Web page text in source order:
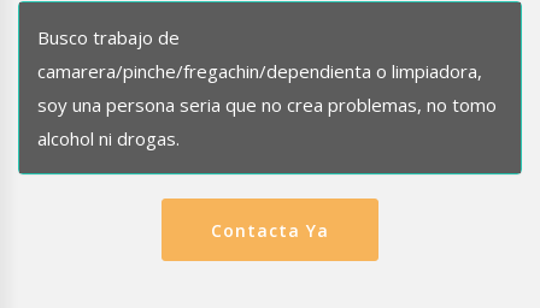
Busco trabajo de
camarera/pinche/fregachin/dependienta o limpiadora,
soy una persona seria que no crea problemas, no tomo
alcohol ni drogas.
Contacta Ya